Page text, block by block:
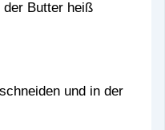
der Butter heiß
und in der